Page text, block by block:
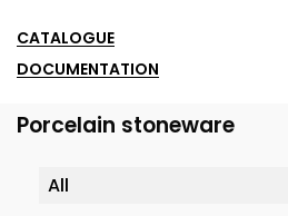
CATALOGUE
DOCUMENTATION
Porcelain stoneware